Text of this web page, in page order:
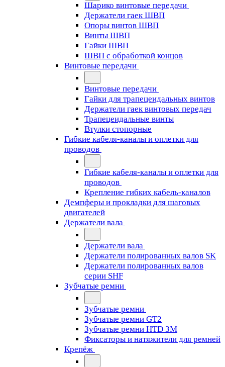
Шарико винтовые передачи
Держатели гаек ШВП
Опоры винтов ШВП
Винты ШВП
Гайки ШВП
ШВП с обработкой концов
Винтовые передачи
Винтовые передачи
Гайки для трапецеидальных винтов
Держатели гаек винтовых передач
Трапецеидальные винты
Втулки стопорные
Гибкие кабеля-каналы и оплетки для
проводов
Гибкие кабеля-каналы и оплетки для
проводов
Крепление гибких кабель-каналов
Демпферы и прокладки для шаговых
двигателей
Держатели вала
Держатели вала
Держатели полированных валов SK
Держатели полированных валов
серии SHF
Зубчатые ремни
Зубчатые ремни
Зубчатые ремни GT2
Зубчатые ремни HTD 3M
Фиксаторы и натяжители для ремней
Крепёж